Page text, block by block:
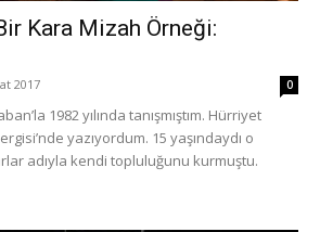
Kara Mizah Örneği:
2017 0
1982 yılında tanışmıştım. Hürriyet
yazıyordum. 15 yaşındaydı o
adıyla kendi topluluğunu kurmuştu.